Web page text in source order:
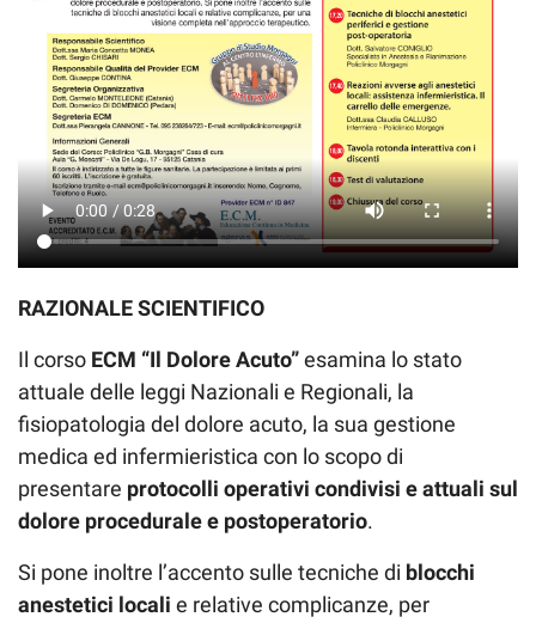
RAZIONALE SCIENTIFICO
Il corso ECM “Il DoloreAcuto”esamina lo stato
attuale delle leggi Nazionali e Regionali, la
fisiopatologia del dolore acuto, la sua gestione
medica ed infermieristica con lo scopo di
presentare protocolli operativi condivisi e attuali sul
dolore procedurale e postoperatorio.
Si pone inoltre l’accento sulle tecniche di blocchi
anestetici locali e relative complicanze, per